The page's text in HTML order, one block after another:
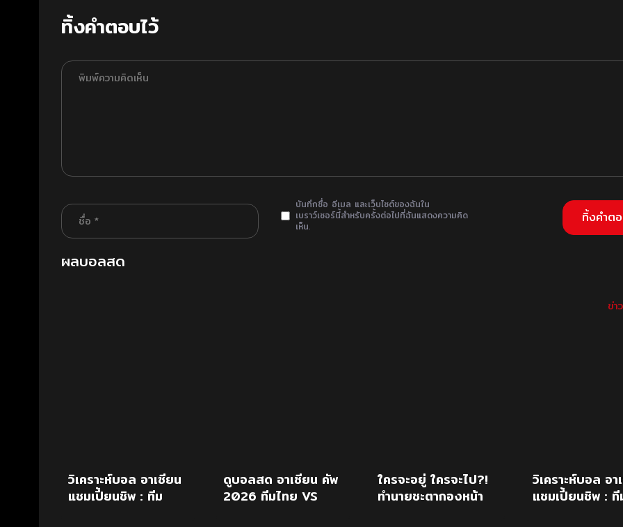
ทิ้งคำตอบไว้
บันทึกชื่อ อีเมล และเว็บไซต์ของฉันใน
เบราว์เซอร์นี้สำหรับครั้งต่อไปที่ฉันแสดงความคิด
เห็น.
ผลบอลสด
ข่า
วิเคราะห์บอล อาเซียน
แชมเปี้ยนชิพ : ทีม
ดูบอลสด อาเซียน คัพ
2026 ทีมไทย VS
ใครจะอยู่ ใครจะไป?!
ทำนายชะตากองหน้า
วิเคราะห์บอล อา
แชมเปี้ยนชิพ : ที